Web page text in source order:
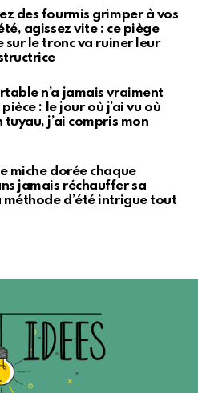
des fourmis grimper à vos
agissez vite : ce piège
sur le tronc va ruiner leur
n’a jamais vraiment
: le jour où j’ai vu où
tuyau, j’ai compris mon
miche dorée chaque
jamais réchauffer sa
méthode d’été intrigue tout